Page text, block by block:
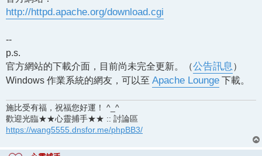
http://httpd.apache.org/download.cgi
--
p.s.
官方網站的下載介面，目前尚未完全更新。（公告訊息 ）
Windows 作業系統的網友，可以至 Apache Lounge 下載。
施比受有福，祝福您好運！ ^_^
歡迎光臨★★心靈捕手★★ :: 討論區
https://wang5555.dnsfor.me/phpBB3/